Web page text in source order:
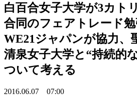
白百合女子大学が3カト
合同のフェアトレード
WE21ジャパンが協力、
清泉女子大学と“持続的
ついて考える
2016.06.07 07:00